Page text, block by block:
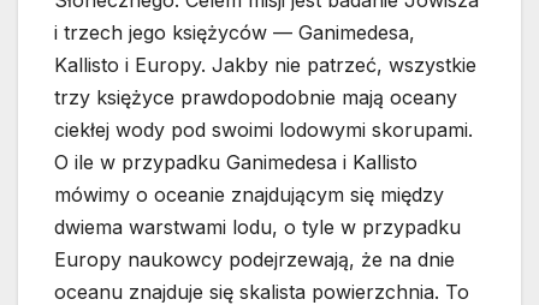
i trzech jego księżyców — Ganimedesa,
Kallisto i Europy. Jakby nie patrzeć, wszystkie
trzy księżyce prawdopodobnie mają oceany
ciekłej wody pod swoimi lodowymi skorupami.
O ile w przypadku Ganimedesa i Kallisto
mówimy o oceanie znajdującym się między
dwiema warstwami lodu, o tyle w przypadku
Europy naukowcy podejrzewają, że na dnie
oceanu znajduje się skalista powierzchnia. To